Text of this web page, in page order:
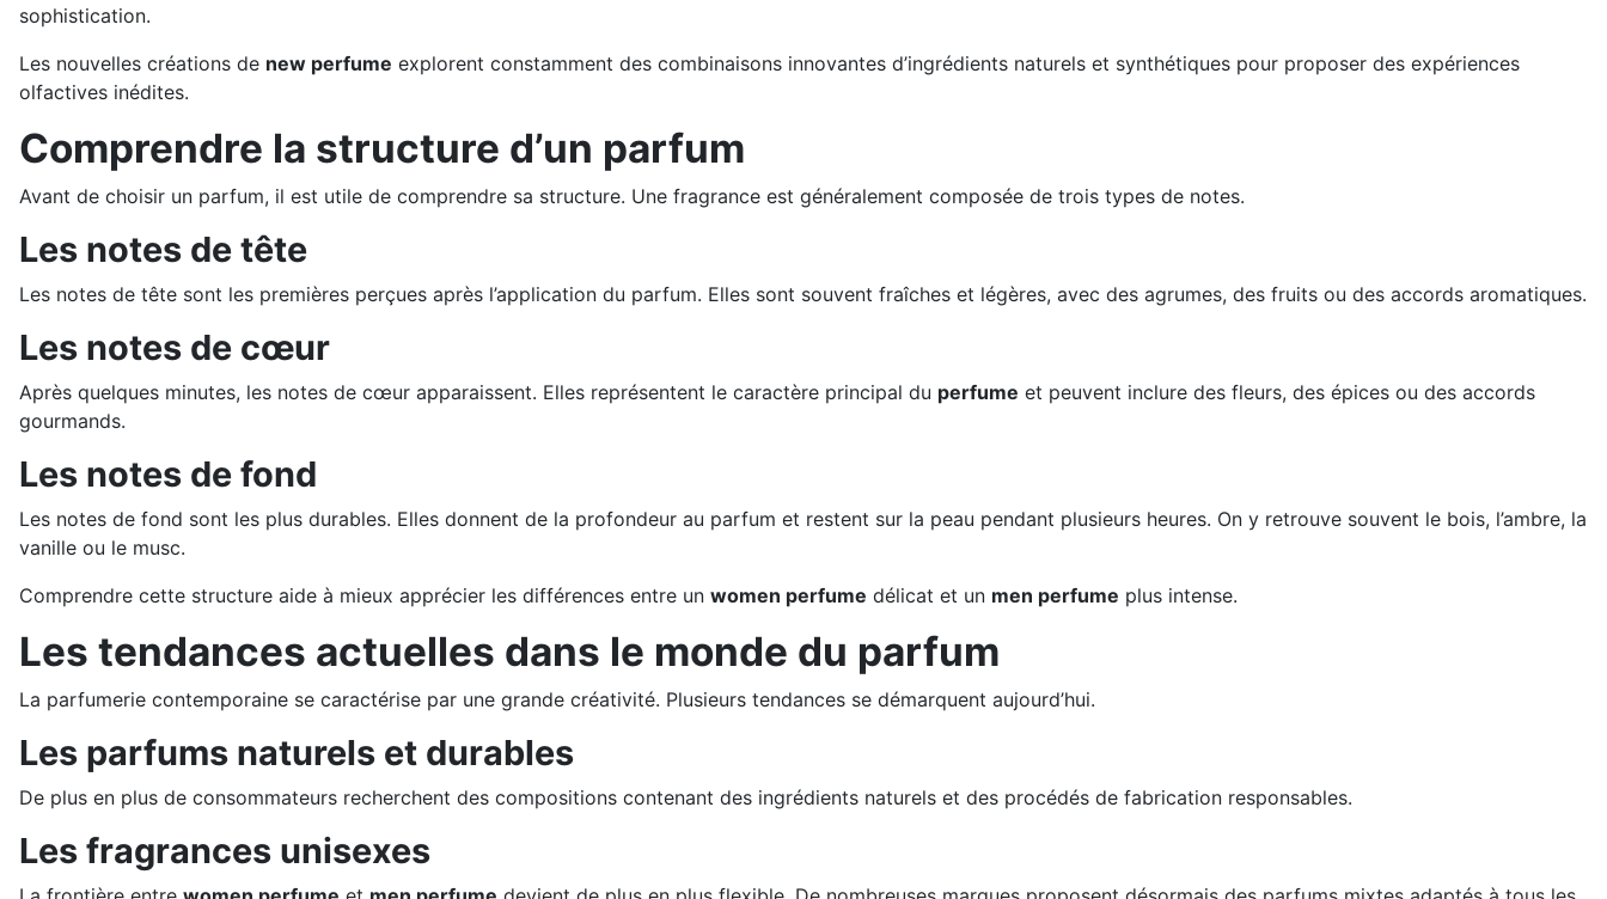
sophistication.
Les nouvelles créations de new perfume explorent constamment des combinaisons innovantes d’ingrédients naturels et synthétiques pour proposer des expériences
olfactives inédites.
Comprendre la structure d’un parfum
Avant de choisir un parfum, il est utile de comprendre sa structure. Une fragrance est généralement composée de trois types de notes.
Les notes de tête
Les notes de tête sont les premières perçues après l’application du parfum. Elles sont souvent fraîches et légères, avec des agrumes, des fruits ou des accords aromatiques.
Les notes de cœur
Après quelques minutes, les notes de cœur apparaissent. Elles représentent le caractère principal du perfume et peuvent inclure des fleurs, des épices ou des accords
gourmands.
Les notes de fond
Les notes de fond sont les plus durables. Elles donnent de la profondeur au parfum et restent sur la peau pendant plusieurs heures. On y retrouve souvent le bois, l’ambre, la
vanille ou le musc.
Comprendre cette structure aide à mieux apprécier les différences entre un women perfume délicat et un men perfume plus intense.
Les tendances actuelles dans le monde du parfum
La parfumerie contemporaine se caractérise par une grande créativité. Plusieurs tendances se démarquent aujourd’hui.
Les parfums naturels et durables
De plus en plus de consommateurs recherchent des compositions contenant des ingrédients naturels et des procédés de fabrication responsables.
Les fragrances unisexes